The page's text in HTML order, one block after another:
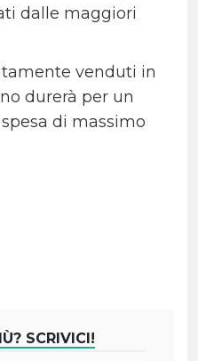
dalle maggiori
venduti in
durerà per un
di massimo
SCRIVICI!